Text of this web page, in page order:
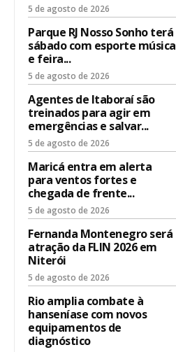
5 de agosto de 2026
Parque RJ Nosso Sonho terá
sábado com esporte música
e feira...
5 de agosto de 2026
Agentes de Itaboraí são
treinados para agir em
emergências e salvar...
5 de agosto de 2026
Maricá entra em alerta
para ventos fortes e
chegada de frente...
5 de agosto de 2026
Fernanda Montenegro será
atração da FLIN 2026 em
Niterói
5 de agosto de 2026
Rio amplia combate à
hanseníase com novos
equipamentos de
diagnóstico